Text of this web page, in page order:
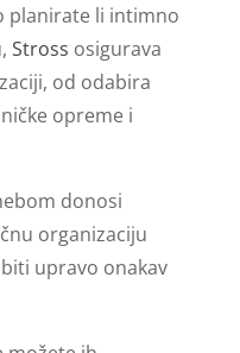
planirate li intimno
Stross osigurava
od odabira
opreme i
donosi
organizaciju
upravo onakav